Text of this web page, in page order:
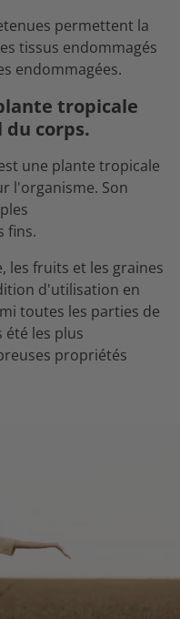
permettent la
tissus endommagés
endommagées.
tropicale
corps.
une plante tropicale
l'organisme. Son
fins.
les fruits et les graines
d'utilisation en
toutes les parties de
les plus
propriétés